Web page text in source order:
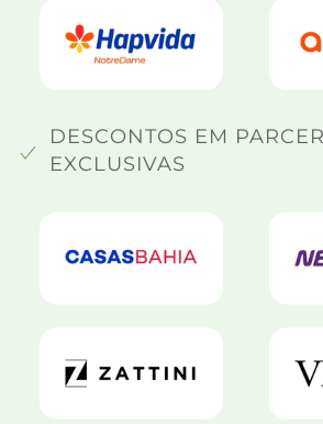
DESCONTOS EM
EXCLUSIVAS